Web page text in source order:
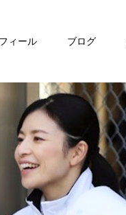
ィール ブログ